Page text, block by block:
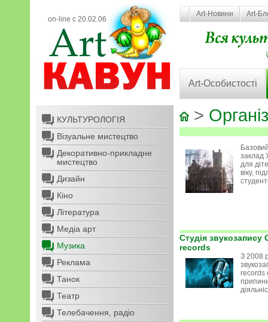
on-line с 20.02.06
Art-Новини Art-
Art-Особистості
КУЛЬТУРОЛОГІЯ
Візуальне мистецтво
Декоративно-прикладне
мистецтво
Дизайн
Кіно
Література
Медіа арт
Музика
Реклама
Танок
Театр
Телебачення, радіо
>
заклад
для
віку,
Cтудія звукозапису
records
З 2008
records